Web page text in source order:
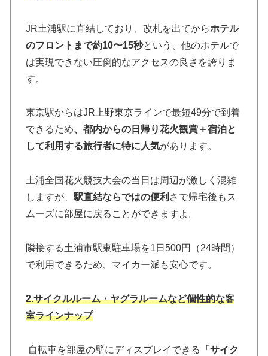
JR土浦駅に直結しており、改札を出てからホテル
のフロントまで約10〜15秒という、他のホテルで
は実現できない圧倒的なアクセスの良さを誇りま
す。
東京駅からはJR上野東京ラインで最短49分で到着
できるため、都内からの日帰り花火観賞＋宿泊と
して利用する旅行者に特に人気があります。
土浦全国花火競技大会の当日は周辺が激しく混雑
しますが、 駅直結ならではの便利 さで帰宅後もス
ムーズに部屋に戻ることができますよ。
隣接する土浦市駅東駐車場を1日500円（24時間）
で利用できるため、マイカー派も安心です。
2.サイクルルーム・ヤグラルームなど個性的な客
室ラインナップ
自転車を部屋の壁にディスプレイできる
「サイク